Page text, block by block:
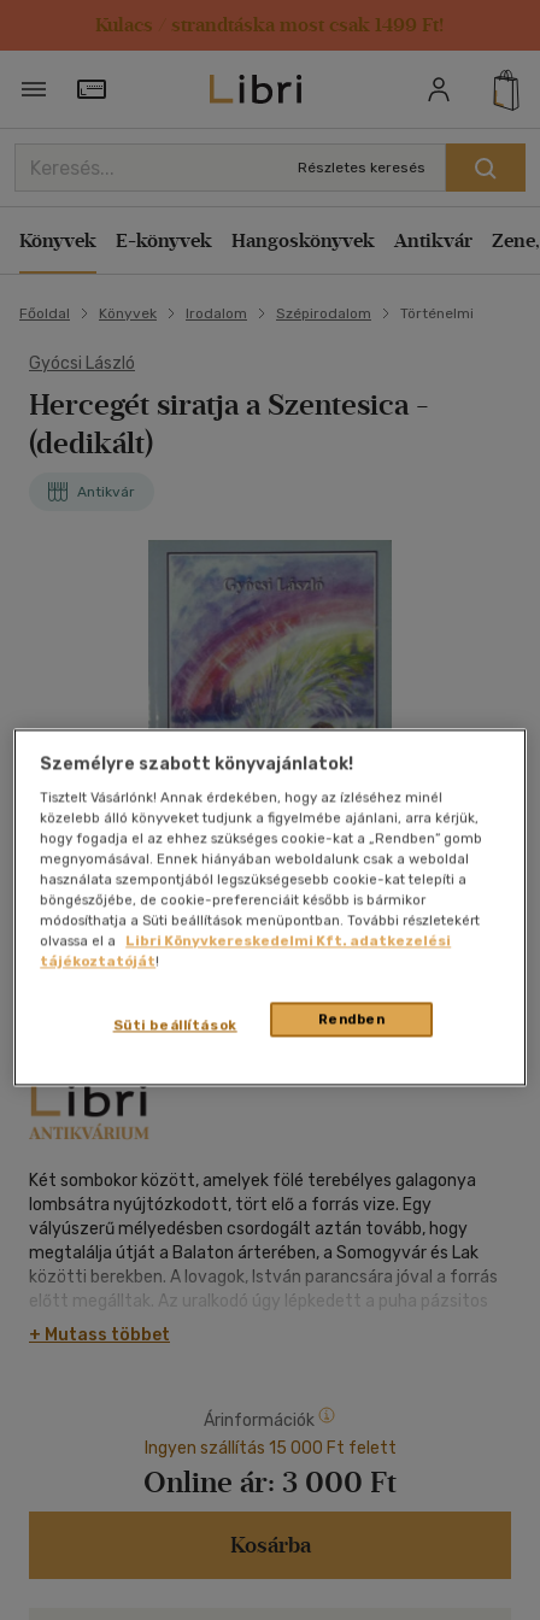
Kulacs / strandtáska most csak 1499 Ft!
Törzsvásárlói Kártya adatai
Részletes keresés
Könyvek E-könyvek Hangoskönyvek Antikvár
Főoldal Könyvek Irodalom Szépirodalom Történelmi
Gyócsi László
Hercegét siratja a Szentesica -
(dedikált)
Antikvár
Kívánságlistához adom Megosztom
magyar nyelvű|puhatáblás|200 oldal
Két sombokor között, amelyek fölé terebélyes galagonya
lombsátra nyújtózkodott, tört elő a forrás vize. Egy
vályúszerű mélyedésben csordogált aztán tovább, hogy
megtalálja útját a Balaton árterében, a Somogyvár és Lak
közötti berekben. A lovagok, István parancsára jóval a forrás
előtt megálltak. Az uralkodó úgy lépkedett a puha pázsitos
fűszőnyegen, mintha valami varázslatosan finom anyagot
terítettek volna lábai elé.
énjét betöltötte valami furcsa áhítat. És, most esztendő
múltán annyi történt ismételten vele, hogy hitének
birtokában megpróbált nem másra gondolni,mint a rossz,
talán nagyon is elhibázott lépésének egy valójában jobb és
hitelesebb formájára lelni. Igen! Ez a forrás, amely éltető és
szomjat oltó, gyógyírt nyújthat szorongásaira lelkének
+ Mutass többet
Árinformációk
Ingyen szállítás 15 000 Ft felett
Online ár: 3 000 Ft
Kosárba
Személyre szabott könyvajánlatok!
Tisztelt Vásárlónk! Annak érdekében, hogy az ízléséhez minél
közelebb álló könyveket tudjunk a figyelmébe ajánlani, arra kérjük,
hogy fogadja el az ehhez szükséges cookie-kat a „Rendben” gomb
megnyomásával. Ennek hiányában weboldalunk csak a weboldal
használata szempontjából legszükségesebb cookie-kat telepíti a
böngészőjébe, de cookie-preferenciáit később is bármikor
módosíthatja a Süti beállítások menüpontban. További részletekért
olvassa el a
Libri Könyvkereskedelmi Kft. adatkezelési
tájékoztatóját!
Rendben
Süti beállítások